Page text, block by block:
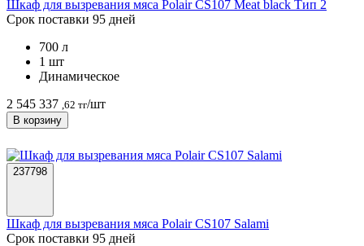
Шкаф для вызревания мяса Polair CS107 Meat black Тип 2
Срок поставки 95 дней
700 л
1 шт
Динамическое
2 545 337 ,62 тг/шт
В корзину
237798
Шкаф для вызревания мяса Polair CS107 Salami
Срок поставки 95 дней